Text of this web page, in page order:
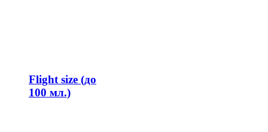
Flight size (до
100 мл.)